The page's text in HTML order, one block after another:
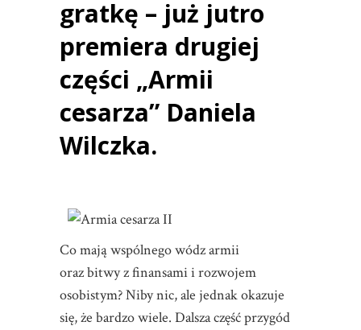
gratkę – już jutro
premiera drugiej
części „Armii
cesarza” Daniela
Wilczka.
Co mają wspólnego wódz armii
oraz bitwy z finansami i rozwojem
osobistym? Niby nic, ale jednak okazuje
się, że bardzo wiele. Dalsza część przygód